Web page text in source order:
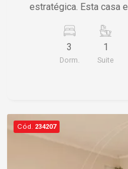
estratégica. Esta casa
bem-estar e numa vida
Características do Imóvel • 3 dormitórios,
1 suíte,
vagas de garagem
segurança para seus
espaçosa e lavanderia
3
Dorm.
1
Suite
Cód. 234207